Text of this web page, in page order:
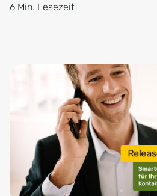
6 Min. Lesezeit